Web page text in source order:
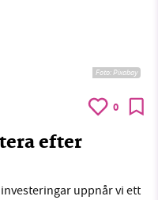
Foto:Pixabay
0
efter
uppnår vi ett